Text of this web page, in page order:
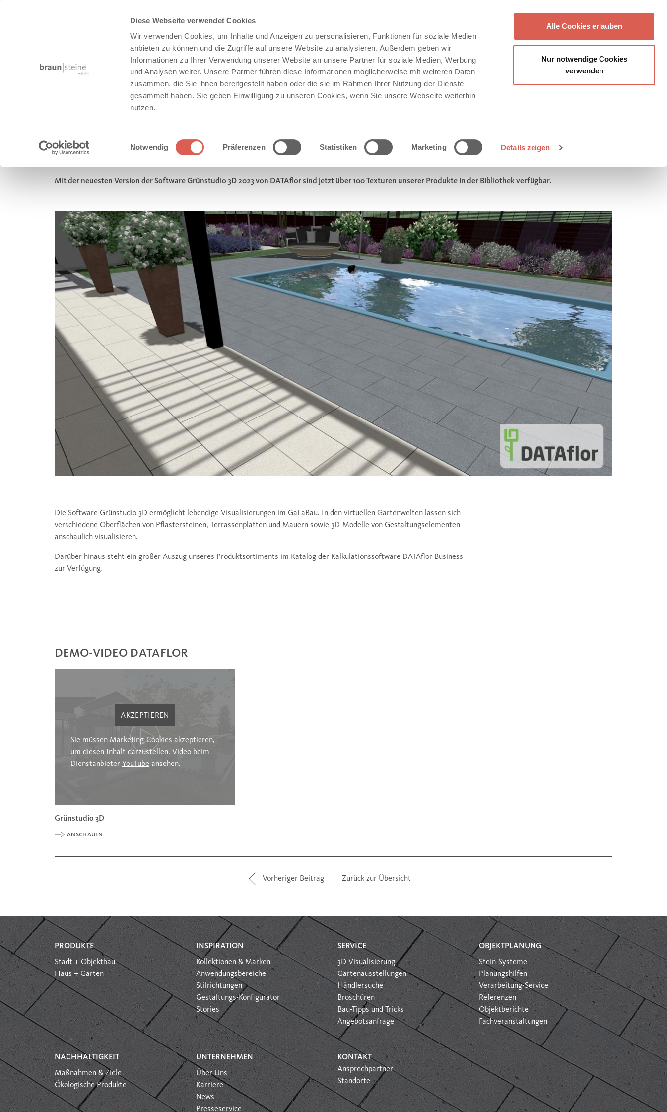
Diese Webseite verwendet Cookies
Wir verwenden Cookies, um Inhalte und Anzeigen zu personalisieren, Funktionen für soziale Medien
anbieten zu können und die Zugriffe auf unsere Website zu analysieren. Außerdem geben wir
Informationen zu Ihrer Verwendung unserer Website an unsere Partner für soziale Medien, Werbung
und Analysen weiter. Unsere Partner führen diese Informationen möglicherweise mit weiteren Daten
zusammen, die Sie ihnen bereitgestellt haben oder die sie im Rahmen Ihrer Nutzung der Dienste
gesammelt haben. Sie geben Einwilligung zu unseren Cookies, wenn Sie unsere Webseite weiterhin
nutzen.
Einwilligungsauswahl
Notwendig Präferenzen Statistiken Marketing Details zeigen
Alle Cookies erlauben
Nur notwendige Cookies
verwenden
GROSSE PRODUKTPALETTE BEI DATAFLOR GRÜNSTUDIO 3D
Mit der neuesten Version der Software Grünstudio 3D 2023 von DATAflor sind jetzt über 100 Texturen unserer Produkte in der Bibliothek verfügbar.
Die Software Grünstudio 3D ermöglicht lebendige Visualisierungen im GaLaBau. In den virtuellen Gartenwelten lassen sich
verschiedene Oberflächen von Pflastersteinen, Terrassenplatten und Mauern sowie 3D-Modelle von Gestaltungselementen
anschaulich visualisieren.
Darüber hinaus steht ein großer Auszug unseres Produktsortiments im Katalog der Kalkulationssoftware DATAflor Business
zur Verfügung.
DEMO-VIDEO DATAFLOR
AKZEPTIEREN
Sie müssen Marketing-Cookies akzeptieren,
um diesen Inhalt darzustellen. Video beim
Dienstanbieter YouTube ansehen.
Grünstudio 3D
ANSCHAUEN
Vorheriger Beitrag Zurück zur Übersicht
PRODUKTE
Stadt + Objektbau
Haus + Garten
INSPIRATION
Kollektionen & Marken
Anwendungsbereiche
Stilrichtungen
Gestaltungs-Konfigurator
Stories
SERVICE
3D-Visualisierung
Gartenausstellungen
Händlersuche
Broschüren
Bau-Tipps und Tricks
Angebotsanfrage
OBJEKTPLANUNG
Stein-Systeme
Planungshilfen
Verarbeitung-Service
Referenzen
Objektberichte
Fachveranstaltungen
NACHHALTIGKEIT
Maßnahmen & Ziele
Ökologische Produkte
UNTERNEHMEN
Über Uns
Karriere
News
Presseservice
KONTAKT
Ansprechpartner
Standorte